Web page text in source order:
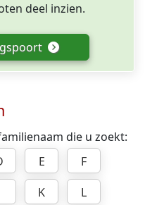
deel inzien.
die u zoekt:
E
F
K
L